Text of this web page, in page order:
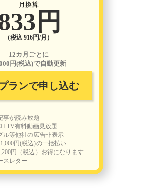
月換算
円
（税込 916円/月）
12カ月ごとに
円(税込)で自動更新
ランで申し込む
事が読み放題
TV有料動画見放題
ル等他社の広告非表示
円(税込)の一括払い
円（税込）お得になります
スレター